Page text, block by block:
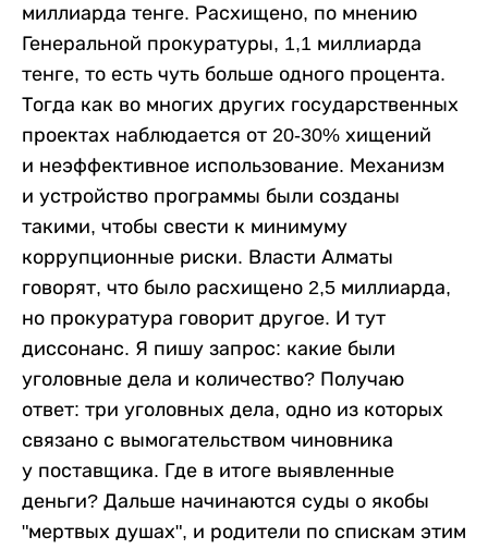
миллиарда тенге. Расхищено, по мнению
Генеральной прокуратуры, 1,1 миллиарда
тенге, то есть чуть больше одного процента.
Тогда как во многих других государственных
проектах наблюдается от 20-30% хищений
и неэффективное использование. Механизм
и устройство программы были созданы
такими, чтобы свести к минимуму
коррупционные риски. Власти Алматы
говорят, что было расхищено 2,5 миллиарда,
но прокуратура говорит другое. И тут
диссонанс. Я пишу запрос: какие были
уголовные дела и количество? Получаю
ответ: три уголовных дела, одно из которых
связано с вымогательством чиновника
у поставщика. Где в итоге выявленные
деньги? Дальше начинаются суды о якобы
"мертвых душах", и родители по спискам этим